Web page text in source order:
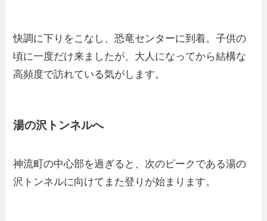
快調に下りをこなし、恐竜センターに到着。子供の
頃に一度だけ来ましたが、大人になってから結構な
高頻度で訪れている気がします。
湯の沢トンネルへ
神流町の中心部を過ぎると、次のピークである湯の
沢トンネルに向けてまた登りが始まります。